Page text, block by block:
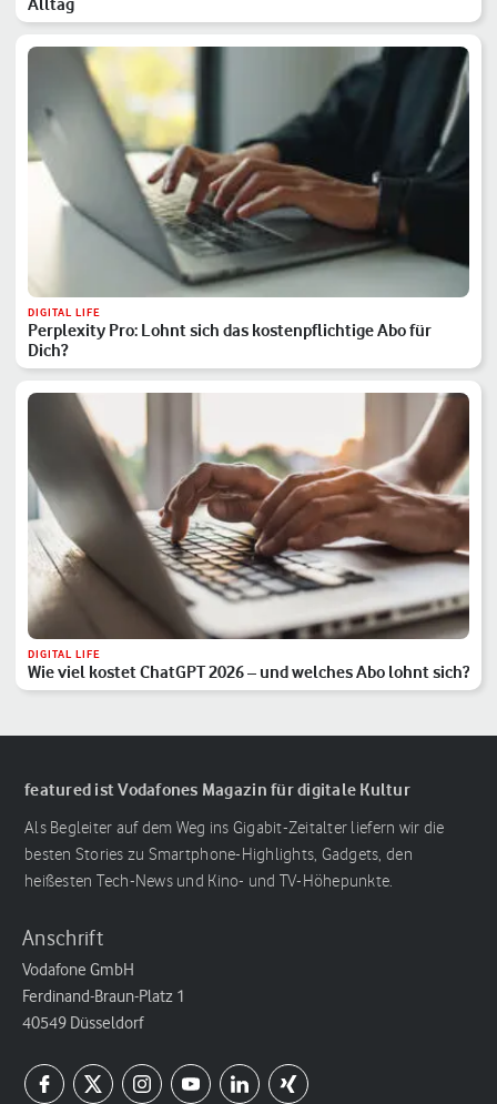
DIGITAL LIFE
Perplexity Pro: Lohnt sich das kostenpflichtige Abo für
Dich?
DIGITAL LIFE
Wie viel kostet ChatGPT 2026 – und welches Abo lohnt sich?
featured ist Vodafones Magazin für digitale Kultur
Als Begleiter auf dem Weg ins Gigabit-Zeitalter liefern wir die
besten Stories zu Smartphone-Highlights, Gadgets, den
heißesten Tech-News und Kino- und TV-Höhepunkte.
Anschrift
Vodafone GmbH
Ferdinand-Braun-Platz 1
40549 Düsseldorf